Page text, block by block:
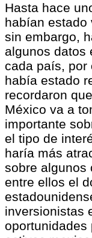
Hasta hace
habían estado
sin embargo,
algunos datos
cada país, por
había estado
recordaron
México va a
importante
el tipo de
haría más
sobre algunos
entre ellos el
inversionistas
oportunidades